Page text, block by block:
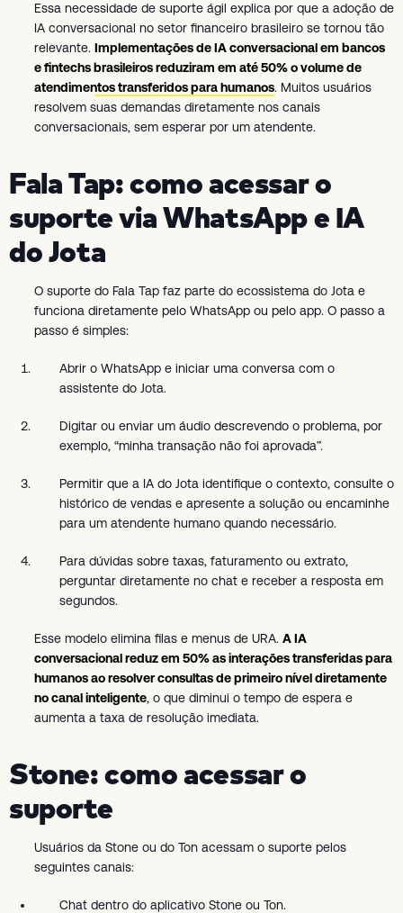
Essa necessidade de suporte ágil explica por que a adoção de
IA conversacional no setor financeiro brasileiro se tornou tão
relevante. Implementações de IA conversacional em bancos
e fintechs brasileiros reduziram em até 50% o volume de
atendimentos transferidos para humanos. Muitos usuários
resolvem suas demandas diretamente nos canais
conversacionais, sem esperar por um atendente.
Fala Tap: como acessar o
suporte via WhatsApp e IA
do Jota
O suporte do Fala Tap faz parte do ecossistema do Jota e
funciona diretamente pelo WhatsApp ou pelo app. O passo a
passo é simples:
Abrir o WhatsApp e iniciar uma conversa com o
assistente do Jota.
Digitar ou enviar um áudio descrevendo o problema, por
exemplo, “minha transação não foi aprovada”.
Permitir que a IA do Jota identifique o contexto, consulte o
histórico de vendas e apresente a solução ou encaminhe
para um atendente humano quando necessário.
Para dúvidas sobre taxas, faturamento ou extrato,
perguntar diretamente no chat e receber a resposta em
segundos.
Esse modelo elimina filas e menus de URA. A IA
conversacional reduz em 50% as interações transferidas para
humanos ao resolver consultas de primeiro nível diretamente
no canal inteligente, o que diminui o tempo de espera e
aumenta a taxa de resolução imediata.
Stone: como acessar o
suporte
Usuários da Stone ou do Ton acessam o suporte pelos
seguintes canais:
Chat dentro do aplicativo Stone ou Ton.